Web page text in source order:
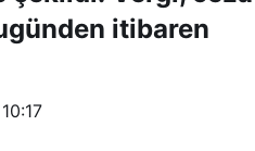
itibaren